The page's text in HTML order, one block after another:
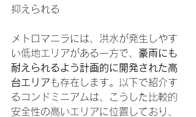
抑えられる
メトロマニラには、洪水が発生しやす
い低地エリアがある一方で、 豪雨にも
耐えられるよう計画的に開発された高
台エリアも存在します。以下で紹介す
るコンドミニアムは、こうした比較的
安全性の高いエリアに位置しており、